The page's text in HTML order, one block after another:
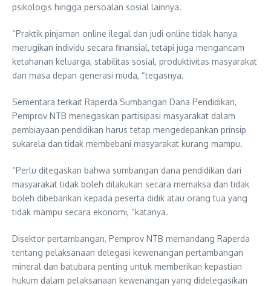
psikologis hingga persoalan sosial lainnya.
“Praktik pinjaman online ilegal dan judi online tidak hanya
merugikan individu secara finansial, tetapi juga mengancam
ketahanan keluarga, stabilitas sosial, produktivitas masyarakat
dan masa depan generasi muda, “tegasnya.
Sementara terkait Raperda Sumbangan Dana Pendidikan,
Pemprov NTB menegaskan partisipasi masyarakat dalam
pembiayaan pendidikan harus tetap mengedepankan prinsip
sukarela dan tidak membebani masyarakat kurang mampu.
“Perlu ditegaskan bahwa sumbangan dana pendidikan dari
masyarakat tidak boleh dilakukan secara memaksa dan tidak
boleh dibebankan kepada peserta didik atau orang tua yang
tidak mampu secara ekonomi, “katanya.
Disektor pertambangan, Pemprov NTB memandang Raperda
tentang pelaksanaan delegasi kewenangan pertambangan
mineral dan batubara penting untuk memberikan kepastian
hukum dalam pelaksanaan kewenangan yang didelegasikan